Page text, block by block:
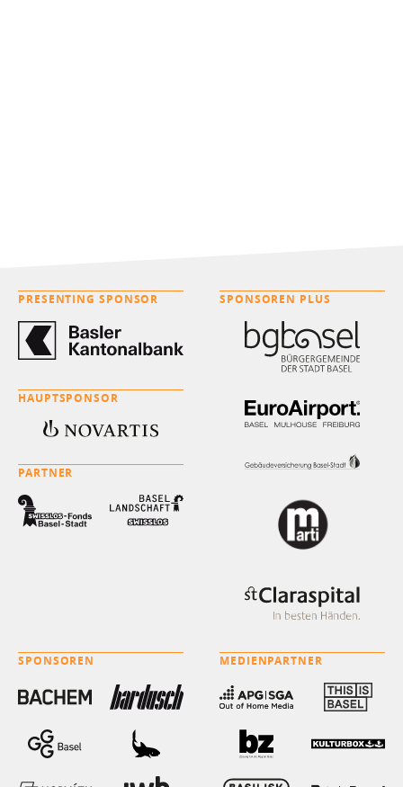
PRESENTING SPONSOR
HAUPTSPONSOR
PARTNER
SPONSOREN PLUS
SPONSOREN MEDIENPARTNER